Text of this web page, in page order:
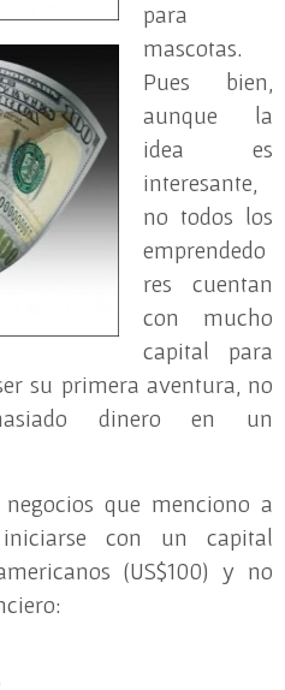
para
mascotas.
Pues bien,
aunque la
idea es
interesante,
no todos los
emprendedo
res cuentan
con mucho
capital para
su primera aventura, no
dinero en un
que menciono a
iniciarse con un capital
(US$100) y no